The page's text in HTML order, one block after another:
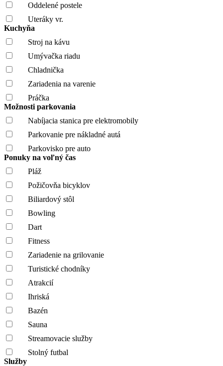
Oddelené postele
Uteráky vr.
Kuchyňa
Stroj na kávu
Umývačka riadu
Chladnička
Zariadenia na varenie
Práčka
Možnosti parkovania
Nabíjacia stanica pre elektromobily
Parkovanie pre nákladné autá
Parkovisko pre auto
Ponuky na voľný čas
Pláž
Požičovňa bicyklov
Biliardový stôl
Bowling
Dart
Fitness
Zariadenie na grilovanie
Turistické chodníky
Atrakcií
Ihriská
Bazén
Sauna
Streamovacie služby
Stolný futbal
Služby